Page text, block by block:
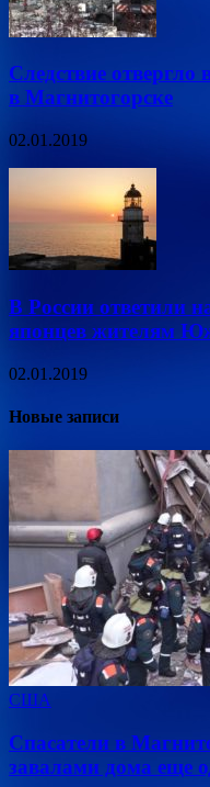
Следствие отвергло
в Магнитогорске
02.01.2019
В России ответили
японцев жителям
02.01.2019
Новые записи
США
Спасатели в
завалами дома еще